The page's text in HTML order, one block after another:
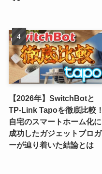
【2026年】SwitchBotと
TP-Link Tapoを徹底比較！
自宅のスマートホーム化に
成功したガジェットブロガ
ーが辿り着いた結論とは